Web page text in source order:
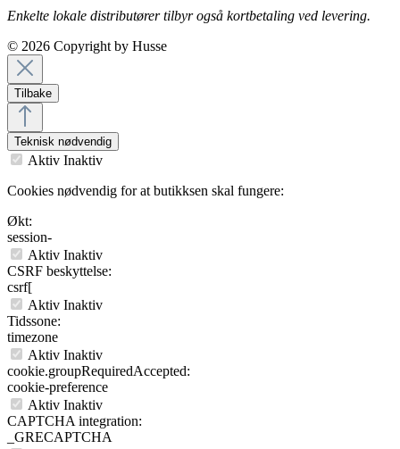
Enkelte lokale distributører tilbyr også kortbetaling ved levering.
© 2026 Copyright by Husse
Tilbake
Teknisk nødvendig
Aktiv Inaktiv
Cookies nødvendig for at butikksen skal fungere:
Økt:
session-
Aktiv Inaktiv
CSRF beskyttelse:
csrf[
Aktiv Inaktiv
Tidssone:
timezone
Aktiv Inaktiv
cookie.groupRequiredAccepted:
cookie-preference
Aktiv Inaktiv
CAPTCHA integration:
_GRECAPTCHA